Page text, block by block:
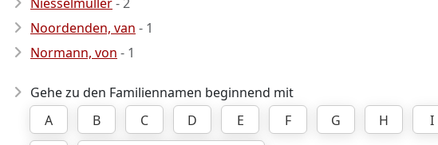
Noordenden, van - 1
Normann, von - 1
Gehe zu den Familiennamen beginnend mit
A
B C D E F G H I